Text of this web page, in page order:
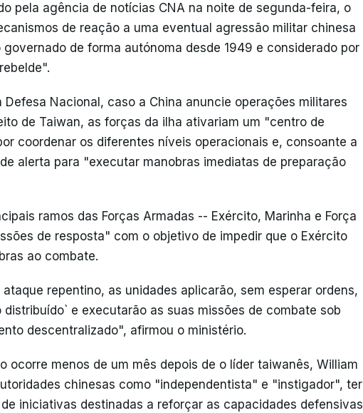
pela agência de notícias CNA na noite de segunda-feira, o
de reação a uma eventual agressão militar chinesa
de forma autónoma desde 1949 e considerado por
Defesa Nacional, caso a China anuncie operações militares
de Taiwan, as forças da ilha ativariam um "centro de
coordenar os diferentes níveis operacionais e, consoante a
alerta para "executar manobras imediatas de preparação
ramos das Forças Armadas -- Exército, Marinha e Força
de resposta" com o objetivo de impedir que o Exército
ao combate.
repentino, as unidades aplicarão, sem esperar ordens,
e executarão as suas missões de combate sob
descentralizado", afirmou o ministério.
ocorre menos de um mês depois de o líder taiwanês, William
chinesas como "independentista" e "instigador", ter
iniciativas destinadas a reforçar as capacidades defensivas